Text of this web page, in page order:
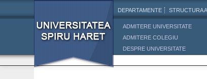
DEPARTAMENTE STRUCTURA
ADMITERE UNIVERSITATE
ADMITERE COLEGIU
DESPRE UNIVERSITATE